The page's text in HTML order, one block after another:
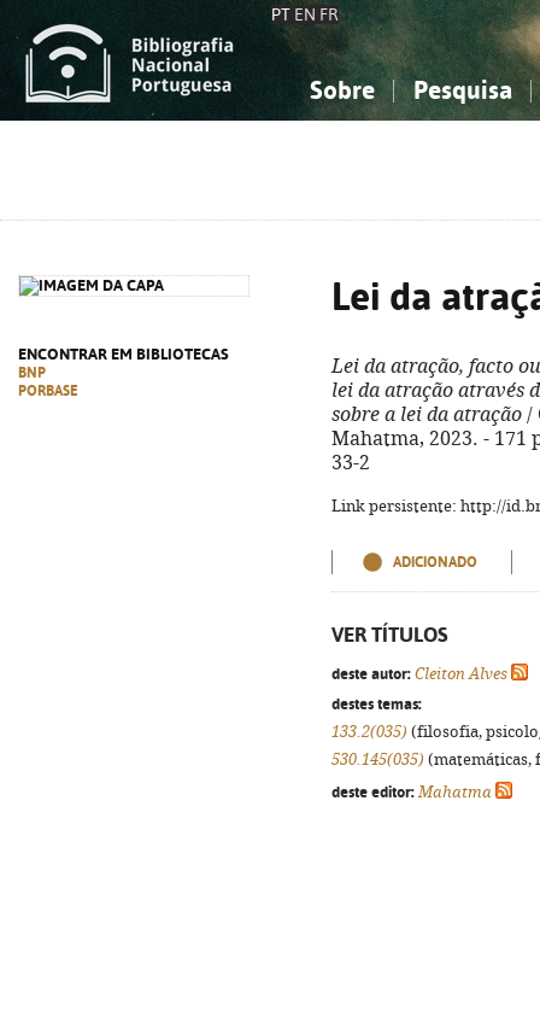
PT EN FR
Sobre Pesquisa
ENCONTRAR EM BIBLIOTECAS
BNP
PORBASE
Lei da
Lei da atração, facto
lei da atração através
sobre a lei da atração /
Mahatma, 2023. - 171
33-2
Link persistente: http://
ADICIONADO
VER TÍTULOS
deste autor: Cleiton Alves
destes temas:
133.2(035) (filosofia,
530.145(035) (matemáticas,
deste editor: Mahatma